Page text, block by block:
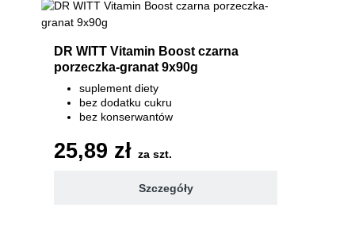
DR WITT Vitamin Boost czarna
porzeczka-granat 9x90g
suplement diety
bez dodatku cukru
bez konserwantów
25,89 zł za szt.
Szczegóły